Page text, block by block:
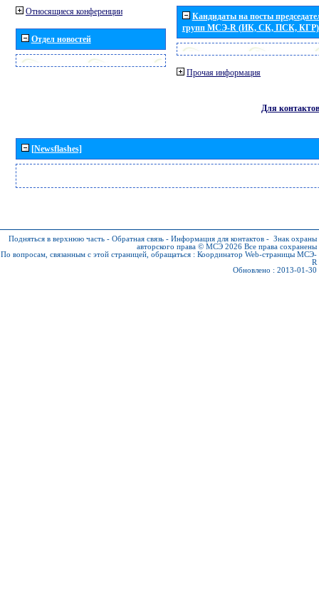
Относящиеся конференции
Отдел новостей
Кандидаты на посты
групп МСЭ-R (ИК, СК, ПСК, КГР)
Прочая информация
Для контактов
[Newsflashes]
Подняться в верхнюю часть - Обратная связь - Информация для контактов - Знак охраны
авторского права © МСЭ 2026 Все права сохранены
По вопросам, связанным с этой страницей, обращаться : Координатор Web-страницы МСЭ-
R
Обновлено : 2013-01-30